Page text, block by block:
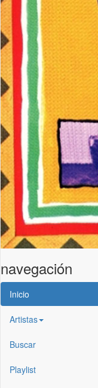
navegación
Inicio
Artistas
Buscar
Playlist